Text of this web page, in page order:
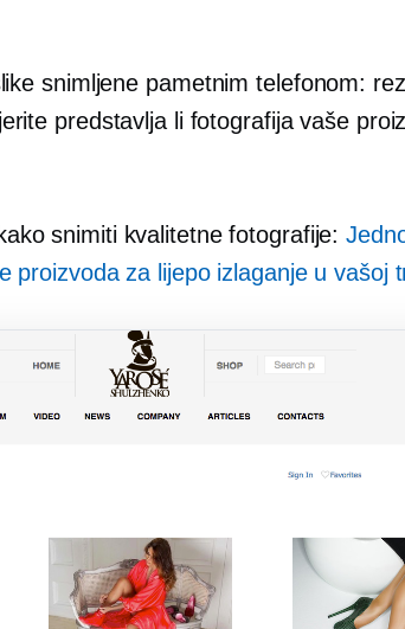
snimljene pametnim telefonom:
predstavlja li fotografija vaše
snimiti kvalitetne fotografije:
proizvoda za lijepo izlaganje u vašoj